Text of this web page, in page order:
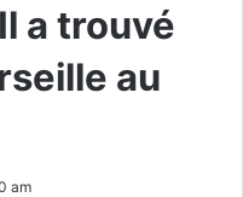
a trouvé
au
am